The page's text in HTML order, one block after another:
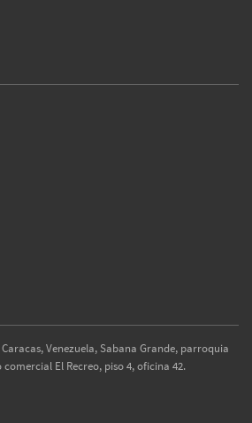
Venezuela, Sabana Grande, parroquia
El Recreo, piso 4, oficina 42.